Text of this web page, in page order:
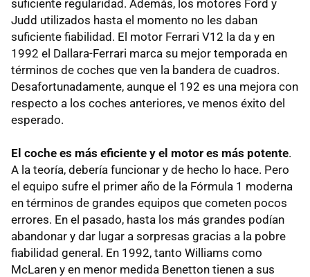
suficiente regularidad. Además, los motores Ford y
Judd utilizados hasta el momento no les daban
suficiente fiabilidad. El motor Ferrari V12 la da y en
1992 el Dallara-Ferrari marca su mejor temporada en
términos de coches que ven la bandera de cuadros.
Desafortunadamente, aunque el 192 es una mejora con
respecto a los coches anteriores, ve menos éxito del
esperado.
El coche es más eficiente y el motor es más potente.
A la teoría, debería funcionar y de hecho lo hace. Pero
el equipo sufre el primer año de la Fórmula 1 moderna
en términos de grandes equipos que cometen pocos
errores. En el pasado, hasta los más grandes podían
abandonar y dar lugar a sorpresas gracias a la pobre
fiabilidad general. En 1992, tanto Williams como
McLaren y en menor medida Benetton tienen a sus